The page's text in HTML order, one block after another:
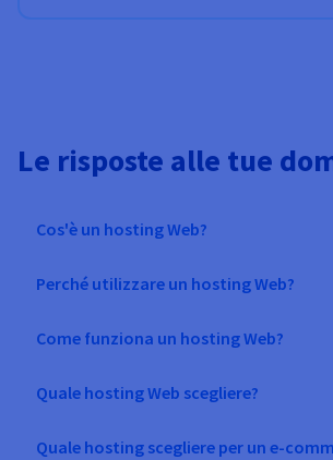
Le risposte alle tue
Cos'è un hosting Web?
Perché utilizzare un hosting Web?
Come funziona un hosting Web?
Quale hosting Web scegliere?
Quale hosting scegliere per un e-